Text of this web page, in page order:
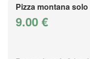
Pizza montana solo
9.00 €